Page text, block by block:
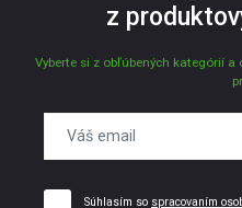
z
Vyberte si z obľúbených kategórií
Súhlasím so spracovaním